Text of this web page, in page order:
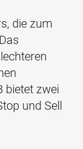
die zum
bietet zwei
und Sell